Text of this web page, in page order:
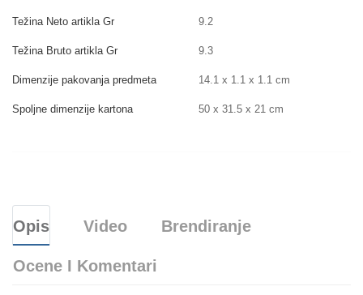
Težina Neto artikla Gr 9.2
Težina Bruto artikla Gr 9.3
Dimenzije pakovanja predmeta 14.1 x 1.1 x 1.1 cm
Spoljne dimenzije kartona 50 x 31.5 x 21 cm
Opis Video Brendiranje
Ocene I Komentari